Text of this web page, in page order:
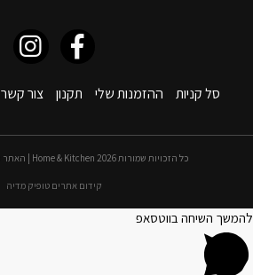
סל קניות ההזמנות שלי תקנון צור קשר
כל הזכויות שמורות 2026 Home & Kitchen | האתר נבנה ע״י לובה קוטליק
קידום אתרים טופיק מדיה
להמשך השיחה בווטסאפ